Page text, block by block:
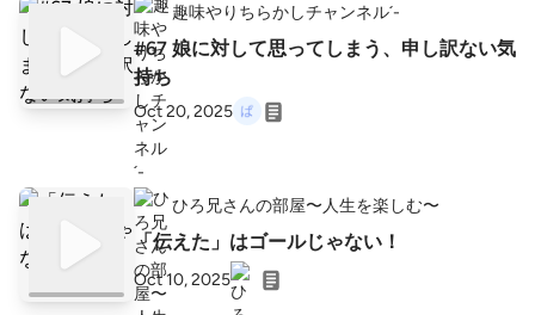
趣味やりちらかしチャンネル´-
#67 娘に対して思ってしまう、申し訳ない気
持ち
Oct 20, 2025
ひろ兄さんの部屋〜人生を楽しむ〜
「伝えた」はゴールじゃない！
Oct 10, 2025